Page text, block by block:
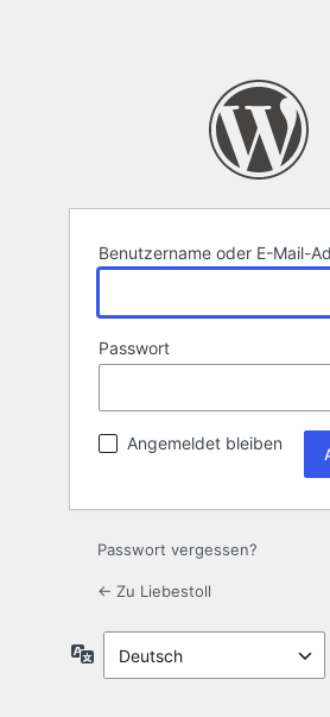
Benutzername oder E-Mail-
Passwort
Angemeldet bleiben
Passwort vergessen?
← Zu Liebestoll
Sprache